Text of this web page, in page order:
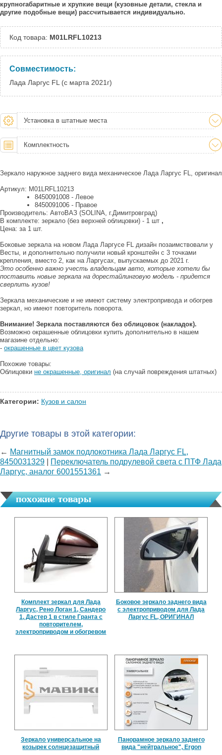
крупногабаритные и хрупкие вещи (кузовные детали, стекла и
другие подобные вещи) рассчитывается индивидуально.
Код товара: M01LRFL10213
Совместимость:
Лада Ларгус FL (с марта 2021г)
Установка в штатные места
Комплектность
Зеркало наружное заднего вида механическое Лада Ларгус FL, оригинал
Артикул: M01LRFL10213
8450091008 - Левое
8450091006 - Правое
Производитель: АвтоВАЗ (SOLINA, г.Димитровград)
В комплекте: зеркало (без верхней облицовки) - 1 шт ,
Цена: за 1 шт.
Боковые зеркала на новом Лада Ларгусе FL дизайн позаимствовали у
Весты, и дополнительно получили новый кронштейн с 3 точками
крепления, вместо 2, как на Ларгусах, выпускаемых до 2021 г.
Это особенно важно учесть владельцам авто, которые хотели бы
поставить новые зеркала на дорестайлинговую модель - придется
сверлить кузов!
Зеркала механические и не имеют систему электропривода и обогрев
зеркал, но имеют повторитель поворота.
Внимание! Зеркала поставляются без облицовок (накладок).
Возможно окрашенные облицовки купить дополнительно в нашем
магазине отдельно:
- окрашенные в цвет кузова
Похожие товары:
Облицовки не окрашенные, оригинал (на случай повреждения штатных)
Категории: Кузов и салон
Другие товары в этой категории:
← Магнитный замок подлокотника Лада Ларгус FL,
8450031329
Переключатель подрулевой света с ПТФ Лада
Ларгус, аналог 6001551361 →
похожие товары
Комплект зеркал для Лада
Ларгус, Рено Логан 1, Сандеро
1, Дастер 1 в стиле Гранта с
повторителем,
электроприводом и обогревом
Боковое зеркало заднего вида
с электроприводом для Лада
Ларгус FL, ОРИГИНАЛ
Зеркало универсальное на
козырек солнцезащитный
Панорамное зеркало заднего
вида "нейтральное", Ergon